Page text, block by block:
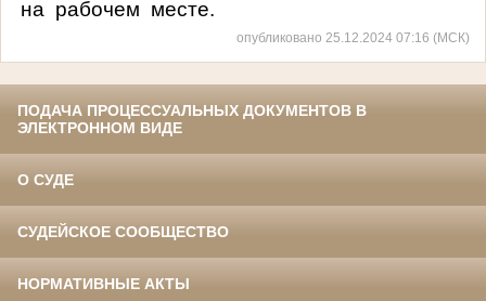
на рабочем месте.
опубликовано 25.12.2024 07:16 (МСК)
ПОДАЧА ПРОЦЕССУАЛЬНЫХ ДОКУМЕНТОВ В
ЭЛЕКТРОННОМ ВИДЕ
О СУДЕ
СУДЕЙСКОЕ СООБЩЕСТВО
НОРМАТИВНЫЕ АКТЫ